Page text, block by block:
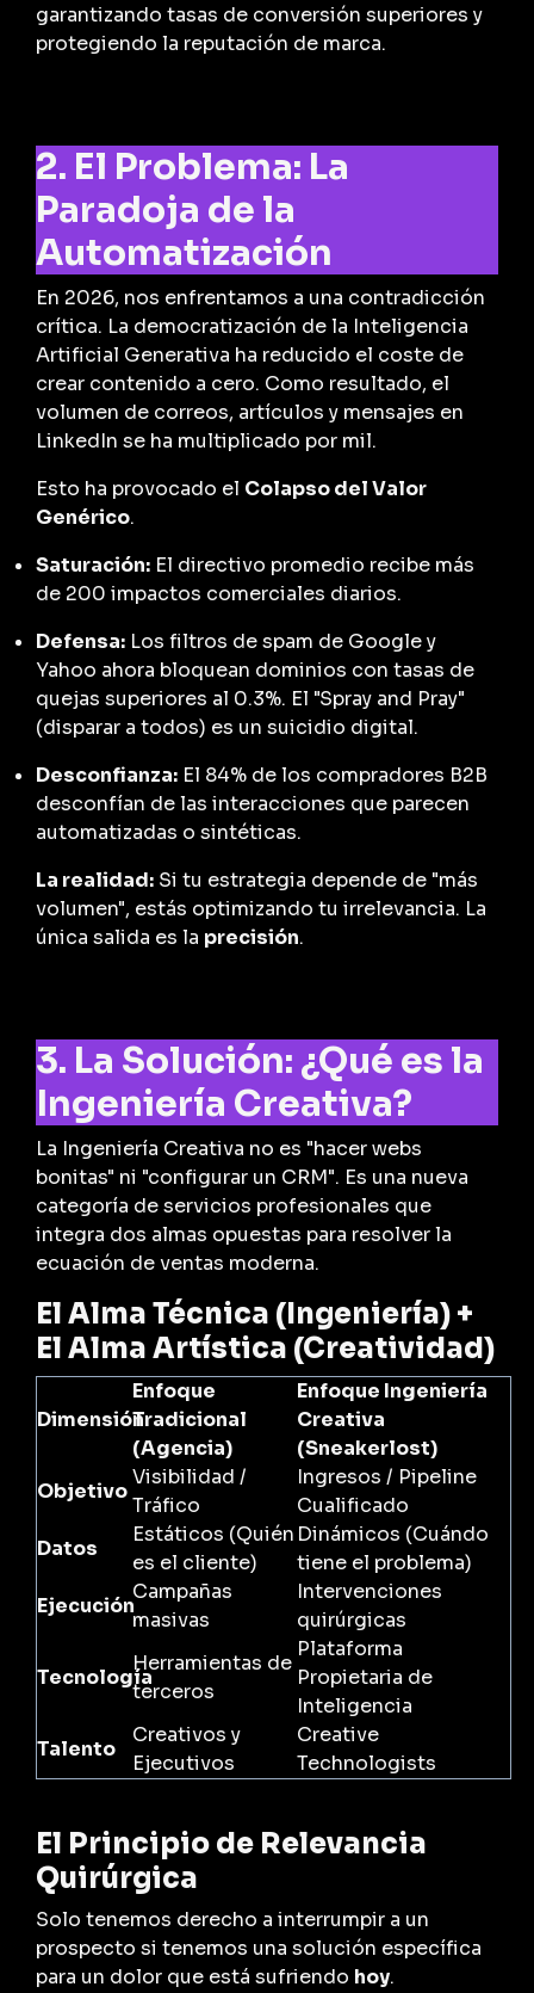
garantizando tasas de conversión superiores y
protegiendo la reputación de marca.
2. El Problema: La
Paradoja de la
Automatización
En 2026, nos enfrentamos a una contradicción
crítica. La democratización de la Inteligencia
Artificial Generativa ha reducido el coste de
crear contenido a cero. Como resultado, el
volumen de correos, artículos y mensajes en
LinkedIn se ha multiplicado por mil.
Esto ha provocado el Colapso del Valor
Genérico.
Saturación: El directivo promedio recibe más
de 200 impactos comerciales diarios.
Defensa: Los filtros de spam de Google y
Yahoo ahora bloquean dominios con tasas de
quejas superiores al 0.3%. El "Spray and Pray"
(disparar a todos) es un suicidio digital.
Desconfianza: El 84% de los compradores B2B
desconfían de las interacciones que parecen
automatizadas o sintéticas.
La realidad: Si tu estrategia depende de "más
volumen", estás optimizando tu irrelevancia. La
única salida es la precisión.
3. La Solución: ¿Qué es la
Ingeniería Creativa?
La Ingeniería Creativa no es "hacer webs
bonitas" ni "configurar un CRM". Es una nueva
categoría de servicios profesionales que
integra dos almas opuestas para resolver la
ecuación de ventas moderna.
El Alma Técnica (Ingeniería) +
El Alma Artística (Creatividad)
Dimensión
Enfoque
Tradicional
(Agencia)
Enfoque Ingeniería
Creativa
(Sneakerlost)
Objetivo
Visibilidad /
Tráfico
Ingresos / Pipeline
Cualificado
Datos
Estáticos (Quién
es el cliente)
Dinámicos (Cuándo
tiene el problema)
Ejecución
Campañas
masivas
Intervenciones
quirúrgicas
Tecnología
Herramientas de
terceros
Plataforma
Propietaria de
Inteligencia
Talento
Creativos y
Ejecutivos
Creative
Technologists
El Principio de Relevancia
Quirúrgica
Solo tenemos derecho a interrumpir a un
prospecto si tenemos una solución específica
para un dolor que está sufriendo hoy.